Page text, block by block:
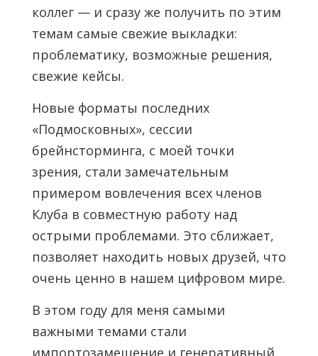
коллег — и сразу же получить по этим
темам самые свежие выкладки:
проблематику, возможные решения,
свежие кейсы.
Новые форматы последних
«Подмосковных», сессии
брейнсторминга, с моей точки
зрения, стали замечательным
примером вовлечения всех членов
Клуба в совместную работу над
острыми проблемами. Это сближает,
позволяет находить новых друзей, что
очень ценно в нашем цифровом мире.
В этом году для меня самыми
важными темами стали
импортозамещение и генеративный